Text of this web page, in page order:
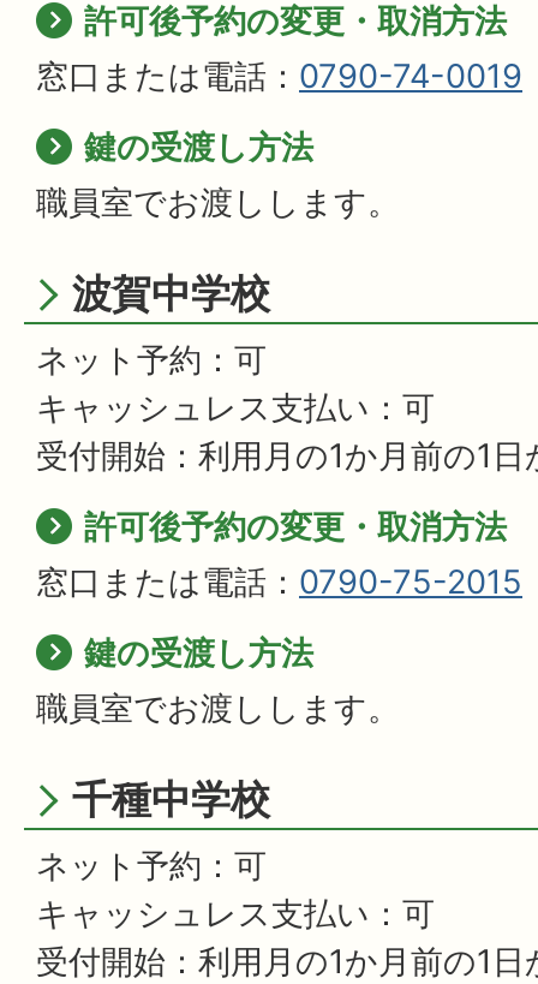
許可後予約の変更・取消方法
窓口または電話： 0790-74-0019
鍵の受渡し方法
職員室でお渡しします。
波賀中学校
ネット予約：可
キャッシュレス支払い：可
受付開始：利用月の1か月前の1日
許可後予約の変更・取消方法
窓口または電話： 0790-75-2015
鍵の受渡し方法
職員室でお渡しします。
千種中学校
ネット予約：可
キャッシュレス支払い：可
受付開始：利用月の1か月前の1日